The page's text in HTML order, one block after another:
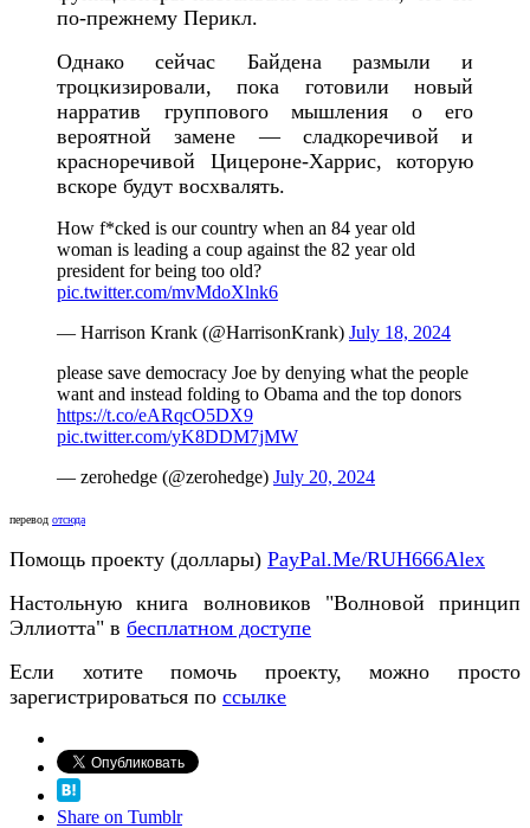
по-прежнему Перикл.
Однако сейчас Байдена размыли и
троцкизировали, пока готовили новый
нарратив группового мышления о его
вероятной замене — сладкоречивой и
красноречивой Цицероне-Харрис, которую
вскоре будут восхвалять.
How f*cked is our country when an 84 year old
woman is leading a coup against the 82 year old
president for being too old?
pic.twitter.com/mvMdoXlnk6
— Harrison Krank (@HarrisonKrank) July 18, 2024
please save democracy Joe by denying what the people
want and instead folding to Obama and the top donors
https://t.co/eARqcO5DX9
pic.twitter.com/yK8DDM7jMW
— zerohedge (@zerohedge) July 20, 2024
перевод отсюда
Помощь проекту (доллары) PayPal.Me/RUH666Alex
Настольную книга волновиков "Волновой принцип
Эллиотта" в бесплатном доступе
Если хотите помочь проекту, можно просто
зарегистрироваться по ссылке
Share on Tumblr